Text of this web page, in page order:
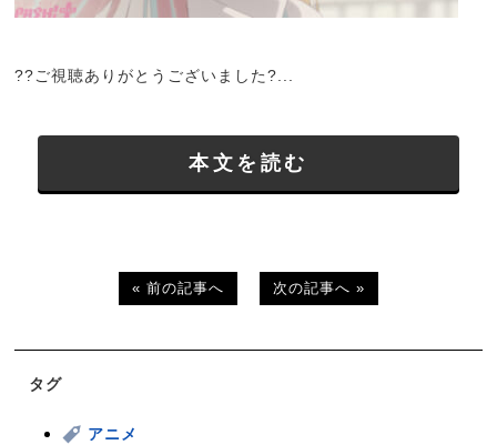
??ご視聴ありがとうございました?...
本文を読む
« 前の記事へ 次の記事へ »
タグ
アニメ